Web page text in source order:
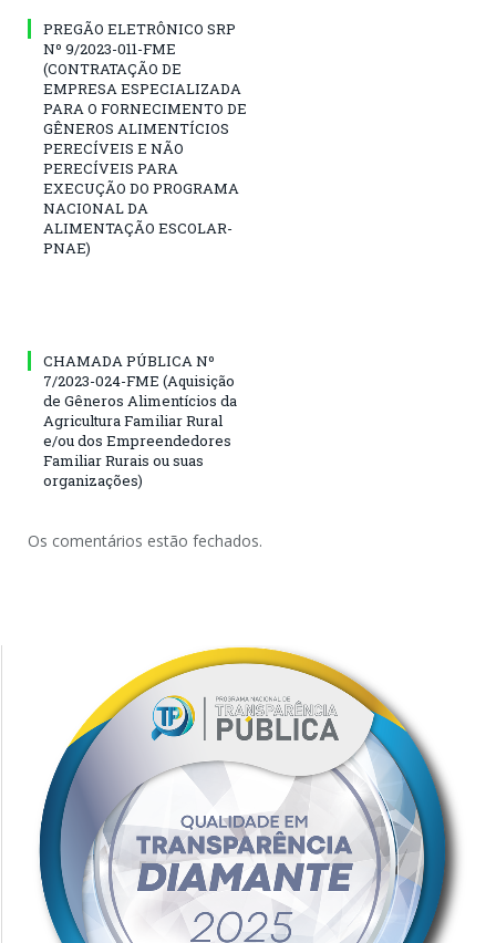
PREGÃO ELETRÔNICO SRP
Nº 9/2023-011-FME
(CONTRATAÇÃO DE
EMPRESA ESPECIALIZADA
PARA O FORNECIMENTO DE
GÊNEROS ALIMENTÍCIOS
PERECÍVEIS E NÃO
PERECÍVEIS PARA
EXECUÇÃO DO PROGRAMA
NACIONAL DA
ALIMENTAÇÃO ESCOLAR-
PNAE)
CHAMADA PÚBLICA Nº
7/2023-024-FME (Aquisição
de Gêneros Alimentícios da
Agricultura Familiar Rural
e/ou dos Empreendedores
Familiar Rurais ou suas
organizações)
Os comentários estão fechados.